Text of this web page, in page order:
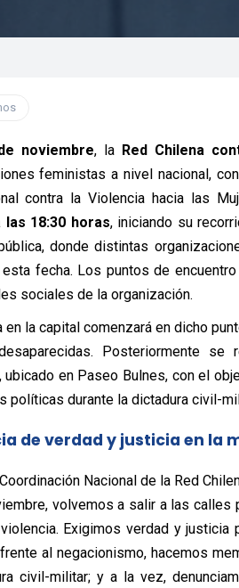
noviembre, la Red Chilena
feministas a nivel nacional,
contra la Violencia hacia las
las 18:30 horas, iniciando su
donde distintas
esta fecha. Los puntos de
sociales de la organización.
en la capital comenzará en dicho
Posteriormente
ubicado en Paseo Bulnes, con el
políticas durante la dictadura civil-
de verdad y justicia en la
Nacional de la Red
volvemos a salir a las
Exigimos verdad y
al negacionismo, hacemos
civil-militar; y a la vez,